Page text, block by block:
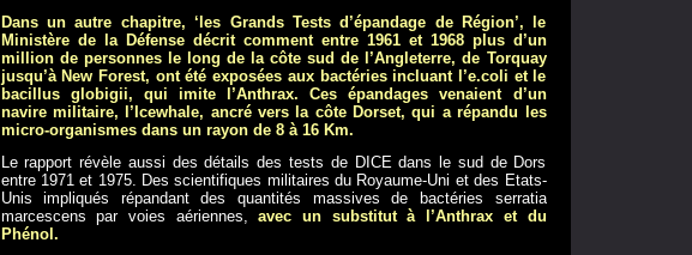
Dans un autre chapitre, ‘les Grands Tests d’épandage de Région’, le
Ministère de la Défense décrit comment entre 1961 et 1968 plus d’un
million de personnes le long de la côte sud de l’Angleterre, de Torquay
jusqu’à New Forest, ont été exposées aux bactéries incluant l’e.coli et le
bacillus globigii, qui imite l’Anthrax. Cesépandages venaient d’un
navire militaire, l’Icewhale, ancré vers la côte Dorset, qui a répandu les
micro-organismes dans un rayon de 8 à 16 Km.
Le rapport révèle aussi des détails des tests de DICE dans le sud de Dors
entre 1971 et 1975. Des scientifiques militaires du Royaume-Uni et des Etats-
Unis impliqués répandant des quantités massives de bactéries serratia
marcescens par voies aériennes,avec un substitut à l’Anthrax et du
Phénol.